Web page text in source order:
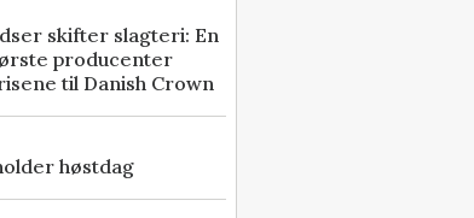
skifter slagteri: En
producenter
til Danish Crown
høstdag